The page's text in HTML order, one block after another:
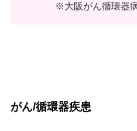
※大阪がん循環器
がん/循環器疾患